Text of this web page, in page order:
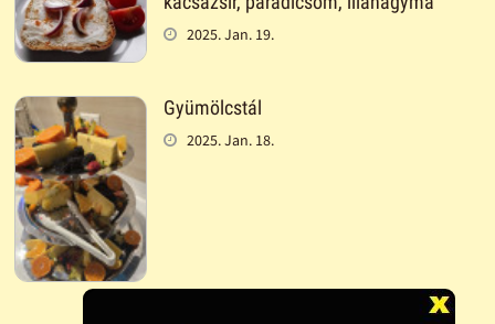
2025. Jan. 19.
Gyümölcstál
2025. Jan. 18.